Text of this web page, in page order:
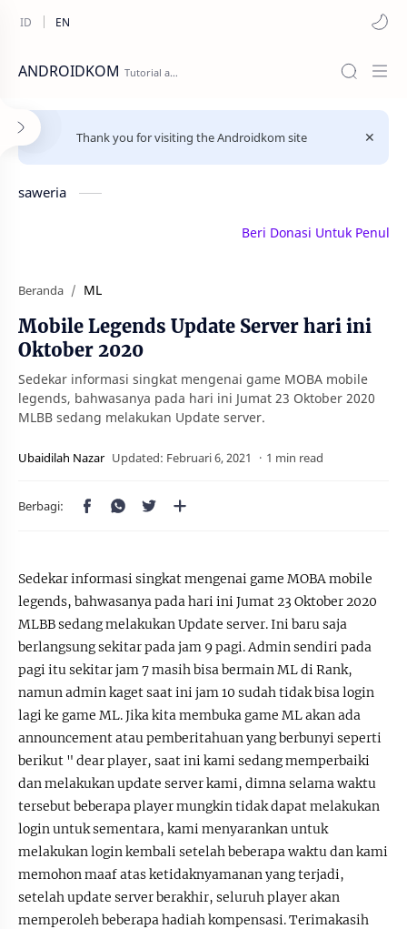
ANDROIDKOM
Thank you for visiting the Androidkom site
saweria
Beri Donasi Untuk Penulis
Beranda ML
Mobile Legends Update Server hari ini
Oktober 2020
Sedekar informasi singkat mengenai game MOBA mobile
legends, bahwasanya pada hari ini Jumat 23 Oktober 2020
MLBB sedang melakukan Update server.
1 min read
Sedekar informasi singkat mengenai game MOBA mobile
legends, bahwasanya pada hari ini Jumat 23 Oktober 2020
MLBB sedang melakukan Update server. Ini baru saja
berlangsung sekitar pada jam 9 pagi. Admin sendiri pada
pagi itu sekitar jam 7 masih bisa bermain ML di Rank,
namun admin kaget saat ini jam 10 sudah tidak bisa login
lagi ke game ML. Jika kita membuka game ML akan ada
announcement atau pemberitahuan yang berbunyi seperti
berikut " dear player, saat ini kami sedang memperbaiki
dan melakukan update server kami, dimna selama waktu
tersebut beberapa player mungkin tidak dapat melakukan
login untuk sementara, kami menyarankan untuk
melakukan login kembali setelah beberapa waktu dan kami
memohon maaf atas ketidaknyamanan yang terjadi,
setelah update server berakhir, seluruh player akan
memperoleh beberapa hadiah kompensasi. Terimakasih